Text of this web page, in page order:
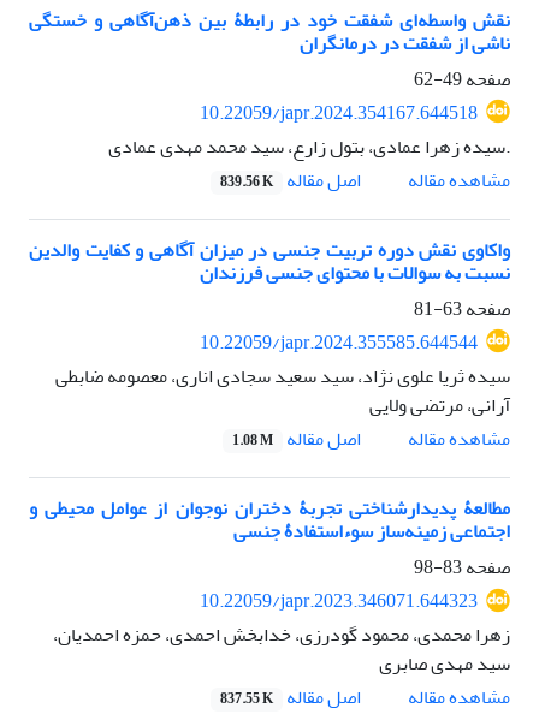
نقش واسطه‌ای شفقت خود در رابطۀ بین ذهن‌آگاهی و خستگی
ناشی از شفقت در درمانگران
صفحه49-62
10.22059/japr.2024.354167.644518
.سیده زهرا عمادی، بتول زارع، سید محمد مهدی عمادی
مشاهده مقاله
اصل مقاله 839.56 K
واکاوی نقش دوره تربیت جنسی در میزان آگاهی و کفایت والدین
نسبت به سوالات با محتوای جنسی فرزندان
صفحه63-81
10.22059/japr.2024.355585.644544
سیده ثریا علوی نژاد، سید سعید سجادی اناری، معصومه ضابطی
آرانی، مرتضی ولایی
مشاهده مقاله
اصل مقاله 1.08 M
مطالعۀ پدیدارشناختی تجربۀ دختران نوجوان از عوامل محیطی و
اجتماعی زمینه‌ساز سوءاستفادۀ جنسی
صفحه83-98
10.22059/japr.2023.346071.644323
زهرا محمدی، محمود گودرزی، خدابخش احمدی، حمزه احمدیان،
سید مهدی صابری
مشاهده مقاله
اصل مقاله 837.55 K